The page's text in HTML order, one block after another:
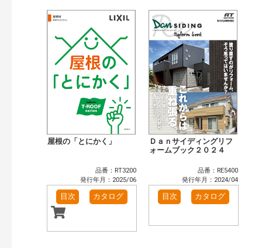
キーワード検索（あいまい）
目次も検索 検 索
おすすめハッシュタグ
まずはここから（1）
施工イメージ・アイデア集（1）
リフォームおすすめ（5）
省エネ住宅関連（4）
玄関ドア・引戸（6）
インテリア建材（10）
エクステリア（3）
浴室（12）
小型電気温水器（1）
水栓金具（3）
太陽光発電・屋根・外壁（5）
高性能住宅工法（4）
その他（2）
屋根の「とにかく」
品番：RT3200
発行年月：2025/06
目次 カタログ
Ｄａｎサイディングリフ
ォームブック２０２４
品番：RE5400
発行年月：2024/04
目次 カタログ